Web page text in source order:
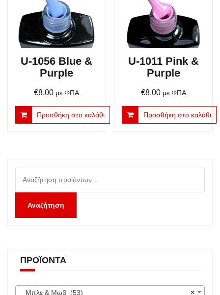
U-1056 Blue &
Purple
€8.00 με ΦΠΑ
Προσθήκη στο καλάθι
U-1011 Pink &
Purple
€8.00 με ΦΠΑ
Προσθήκη στο καλάθι
για:
Αναζήτηση
ΠΡΟΪΌΝΤΑ
×
Μπλε & Μωβ (53)